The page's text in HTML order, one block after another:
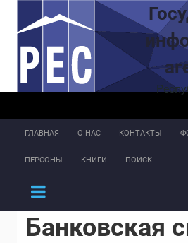
Перейти к основному содержанию
ГЛАВНАЯ О НАС КОНТАКТЫ
ПЕРСОНЫ КНИГИ ПОИСК
Банковская